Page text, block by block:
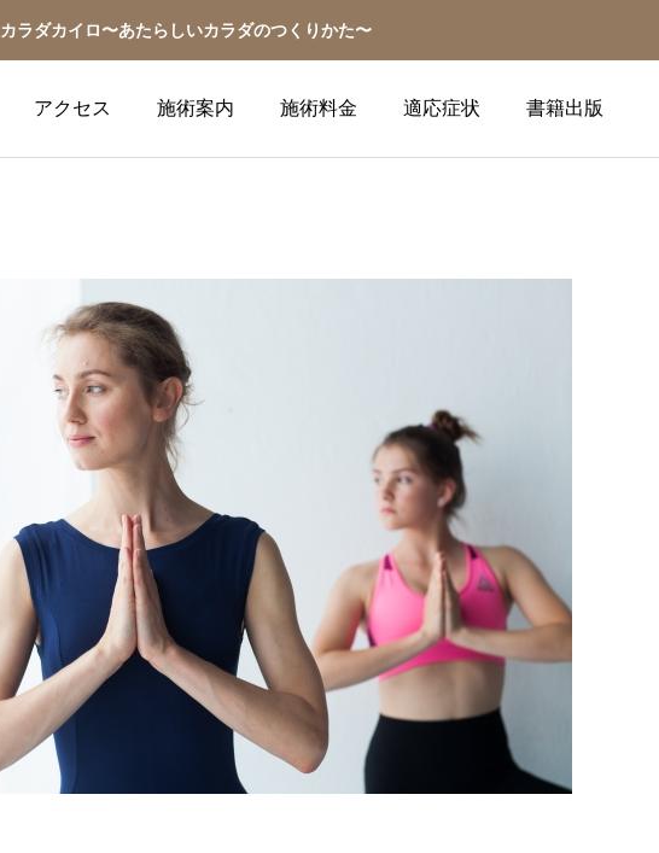
カラダカイロ〜あたらしいカラダのつくりかた〜
アクセス 施術案内 施術料金 適応症状 書籍出版